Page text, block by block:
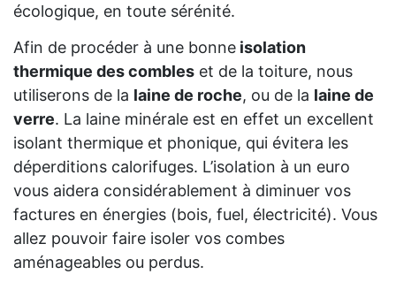
écologique, en toute sérénité.
Afin de procéder à une bonne isolation
thermique des combles et de la toiture, nous
utiliserons de la laine de roche, ou de la laine de
verre. La laine minérale est en effet un excellent
isolant thermique et phonique, qui évitera les
déperditions calorifuges. L’isolation à un euro
vous aidera considérablement à diminuer vos
factures en énergies (bois, fuel, électricité). Vous
allez pouvoir faire isoler vos combes
aménageables ou perdus.